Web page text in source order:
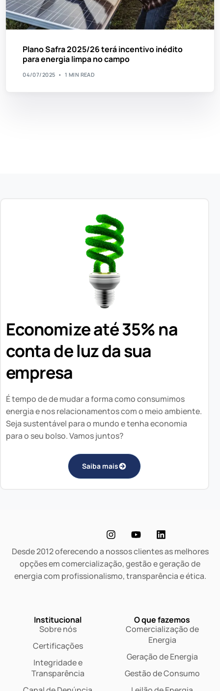
Plano Safra 2025/26 terá incentivo inédito
para energia limpa no campo
04/07/2025 1 MIN READ
Economize até 35% na
conta de luz da sua
empresa
É tempo de de mudar a forma como consumimos
energia e nos relacionamentos com o meio ambiente.
Seja sustentável para o mundo e tenha economia
para o seu bolso. Vamos juntos?
Saiba mais
Desde 2012 oferecendo a nossos clientes as melhores
opções em comercialização, gestão e geração de
energia com profissionalismo, transparência e ética.
Institucional
Sobre nós
Certificações
Integridade e
Transparência
O que fazemos
Comercialização de
Energia
Geração de Energia
Gestão de Consumo